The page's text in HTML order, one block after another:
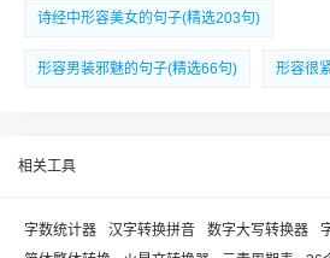
诗经中形容美女的句子(精选203句)
形容男装邪魅的句子(精选66句) 形容很
相关工具
字数统计器 汉字转换拼音 数字大写转换器